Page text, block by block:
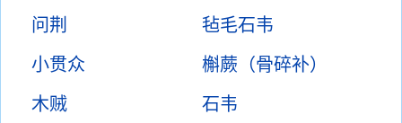
问荆
毡毛石韦
小贯众
槲蕨（骨碎补）
木贼
石韦